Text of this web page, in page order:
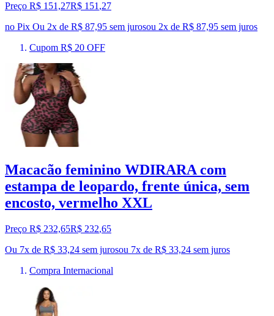
Preço R$ 151,27R$ 151 ,27
no Pix Ou 2x de R$ 87,95 sem jurosou 2x de R$ 87,95 sem juros
Cupom R$ 20 OFF
Macacão feminino WDIRARA com
estampa de leopardo, frente única, sem
encosto, vermelho XXL
Preço R$ 232,65R$ 232,65
Ou 7x de R$ 33,24 sem jurosou 7x de R$ 33,24 sem juros
Compra Internacional